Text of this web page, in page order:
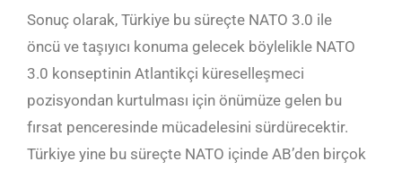
Sonuç olarak, Türkiye bu süreçte NATO 3.0 ile
öncü ve taşıyıcı konuma gelecek böylelikle NATO
3.0 konseptinin Atlantikçi küreselleşmeci
pozisyondan kurtulması için önümüze gelen bu
fırsat penceresinde mücadelesini sürdürecektir.
Türkiye yine bu süreçte NATO içinde AB’den birçok